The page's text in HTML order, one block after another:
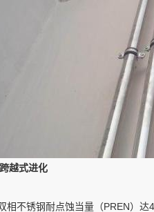
越式进化
相不锈钢耐点蚀当量（PREN）